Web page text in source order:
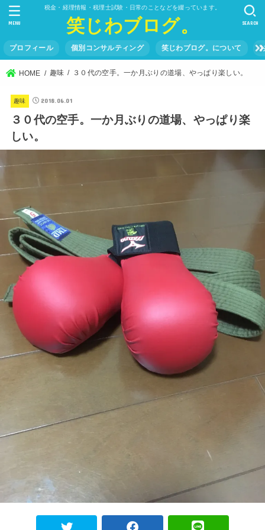
税金・経理情報・税理士試験・日常のことなどを綴っています。
笑じわブログ。
プロフィール 個別コンサルティング 笑じわブログ。について
SEARCH
MENU
HOME 趣味 ３０代の空手。一か月ぶりの道場、やっぱり楽しい。
趣味 2018.06.01
３０代の空手。一か月ぶりの道場、やっぱり楽
しい。